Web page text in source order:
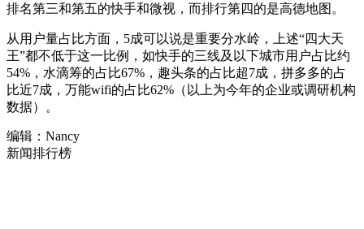
排名第三和第五的快手和微视，而排行第四的是高德地图。
从用户量占比方面，5成可以说是重要分水岭，上述“四大天
王”都不低于这一比例，如快手的三线及以下城市用户占比约
54%，水滴筹的占比67%，趣头条的占比超7成，拼多多的占
比近7成，万能wifi的占比62%（以上为今年的企业或调研机构
数据）。
编辑：Nancy
新闻排行榜